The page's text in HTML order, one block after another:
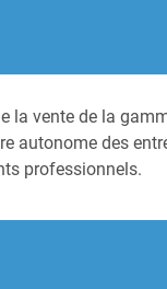
la vente de la
autonome des
professionnels.